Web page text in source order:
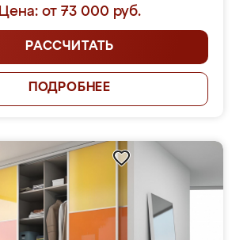
Цена: от 73 000 руб.
РАССЧИТАТЬ
ПОДРОБНЕЕ